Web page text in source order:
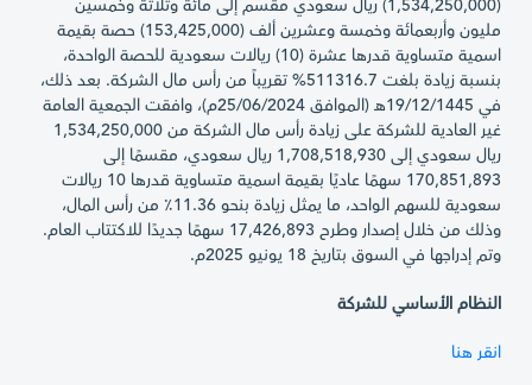
(1,534,250,000) ريال سعودي مقسم إلى مائة وثلاثة وخمسين
مليون وأربعمائة وخمسة وعشرين ألف (153,425,000) حصة بقيمة
اسمية متساوية قدرها عشرة (10) ريالات سعودية للحصة الواحدة،
بنسبة زيادة بلغت 511316.7% تقريباً من رأس مال الشركة. بعد ذلك،
في 19/12/1445هـ (الموافق 25/06/2024م)، وافقت الجمعية العامة
غير العادية للشركة على زيادة رأس مال الشركة من 1,534,250,000
ريال سعودي إلى 1,708,518,930 ريال سعودي، مقسمًا إلى
170,851,893 سهمًا عاديًا بقيمة اسمية متساوية قدرها 10 ريالات
سعودية للسهم الواحد، ما يمثل زيادة بنحو 11.36٪ من رأس المال،
وذلك من خلال إصدار وطرح 17,426,893 سهمًا جديدًا للاكتتاب العام.
وتم إدراجها في السوق بتاريخ 18 يونيو 2025م.
النظام الأساسي للشركة
انقر هنا